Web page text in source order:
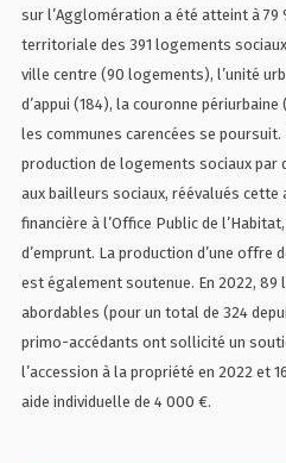
sur l’Agglomération a été atteint à 79
territoriale des 391 logements
ville centre (90 logements), l’unité
d’appui (184), la couronne
les communes carencées se
production de logements sociaux par
aux bailleurs sociaux, réévalués cette
financière à l’Office Public de
d’emprunt. La production d’une offre
est également soutenue. En 2022,
abordables (pour un total de 324
primo-accédants ont sollicité un
l’accession à la propriété en 2022 et
aide individuelle de 4 000 €.